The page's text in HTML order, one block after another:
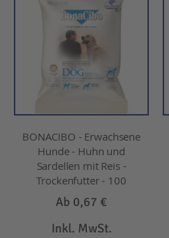
BONACIBO - Erwachsene
Hunde - Huhn und
Sardellen mit Reis -
Trockenfutter - 100
Ab 0,67 €
Inkl. MwSt.